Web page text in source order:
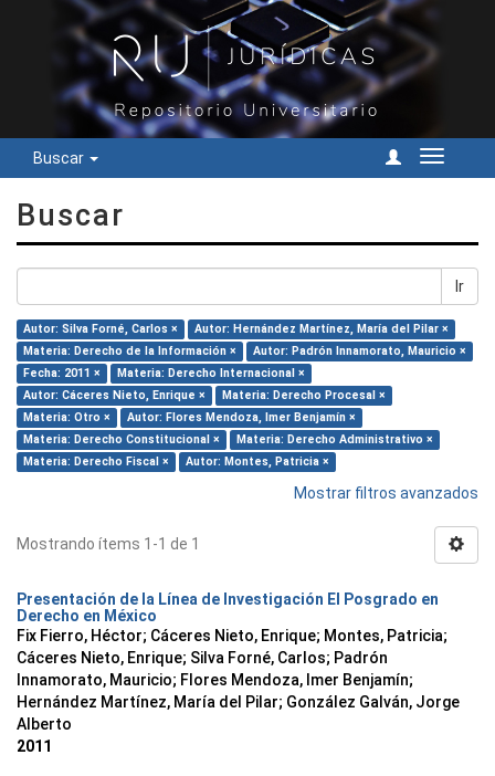
Buscar
Cambiar
Buscar
Ir
Autor: Silva Forné, Carlos ×
Autor: Hernández Martínez, María del Pilar ×
Materia: Derecho de la Información ×
Autor: Padrón Innamorato, Mauricio ×
Fecha: 2011 ×
Materia: Derecho Internacional ×
Autor: Cáceres Nieto, Enrique ×
Materia: Derecho Procesal ×
Materia: Otro ×
Autor: Flores Mendoza, Imer Benjamín ×
Materia: Derecho Constitucional ×
Materia: Derecho Administrativo ×
Materia: Derecho Fiscal ×
Autor: Montes, Patricia ×
Mostrar filtros avanzados
Mostrando ítems 1-1 de 1
Presentación de la Línea de Investigación El Posgrado en
Derecho en México
Fix Fierro, Héctor; Cáceres Nieto, Enrique; Montes, Patricia;
Cáceres Nieto, Enrique; Silva Forné, Carlos; Padrón
Innamorato, Mauricio; Flores Mendoza, Imer Benjamín;
Hernández Martínez, María del Pilar; González Galván, Jorge
Alberto
2011